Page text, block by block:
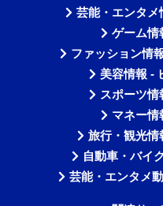
芸能・エンタメ
ゲーム情
ファッション情
美容情報 -
スポーツ情
マネー情
旅行・観光情
自動車・バイ
芸能・エンタメ